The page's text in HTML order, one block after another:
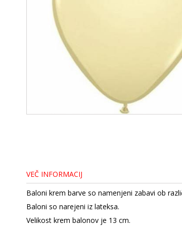
VEČ INFORMACIJ
Baloni krem barve so namenjeni zabavi ob
Baloni so narejeni iz lateksa.
Velikost krem balonov je 13 cm.